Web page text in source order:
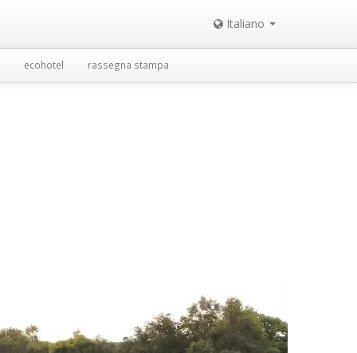
Italiano
ecohotel rassegna stampa